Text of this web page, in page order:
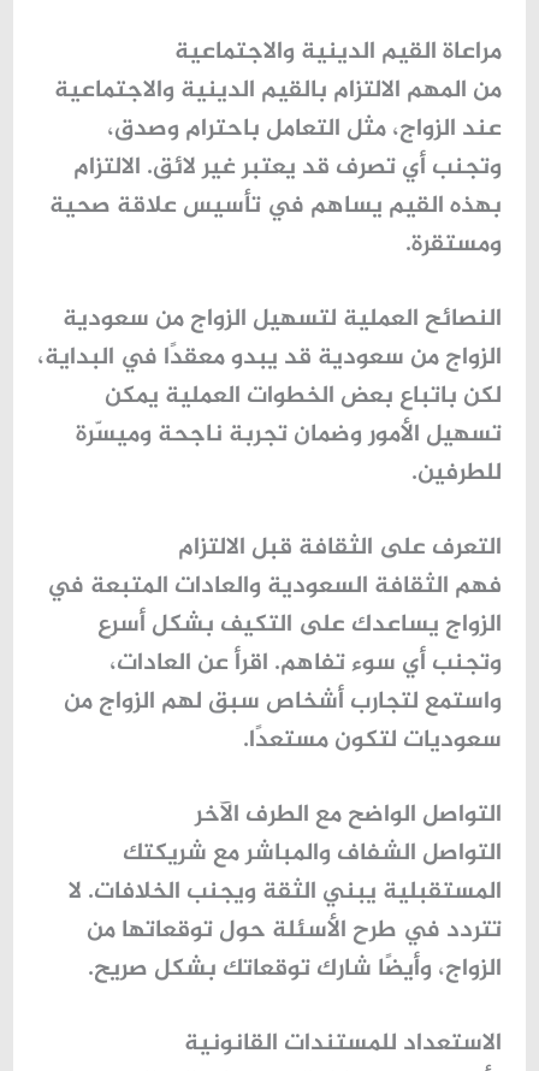
مراعاة القيم الدينية والاجتماعية
من المهم الالتزام بالقيم الدينية والاجتماعية
عند الزواج، مثل التعامل باحترام وصدق،
وتجنب أي تصرف قد يعتبر غير لائق. الالتزام
بهذه القيم يساهم في تأسيس علاقة صحية
ومستقرة.
النصائح العملية لتسهيل الزواج من سعودية
الزواج من سعودية قد يبدو معقدًا في البداية،
لكن باتباع بعض الخطوات العملية يمكن
تسهيل الأمور وضمان تجربة ناجحة وميسّرة
للطرفين.
التعرف على الثقافة قبل الالتزام
فهم الثقافة السعودية والعادات المتبعة في
الزواج يساعدك على التكيف بشكل أسرع
وتجنب أي سوء تفاهم. اقرأ عن العادات،
واستمع لتجارب أشخاص سبق لهم الزواج من
سعوديات لتكون مستعدًا.
التواصل الواضح مع الطرف الآخر
التواصل الشفاف والمباشر مع شريكتك
المستقبلية يبني الثقة ويجنب الخلافات. لا
تتردد في طرح الأسئلة حول توقعاتها من
الزواج، وأيضًا شارك توقعاتك بشكل صريح.
الاستعداد للمستندات القانونية